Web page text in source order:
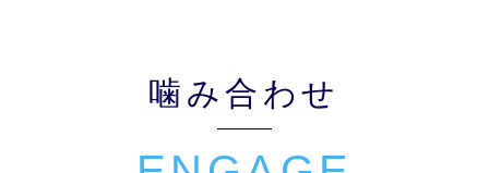
噛み合わせ